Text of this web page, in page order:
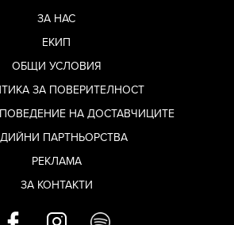
ЗА НАС
ЕКИП
ОБЩИ УСЛОВИЯ
ЗА ПОВЕРИТЕЛНОСТ
НА ДОСТАВЧИЦИТЕ
ПАРТНЬОРСТВА
РЕКЛАМА
ЗА КОНТАКТИ